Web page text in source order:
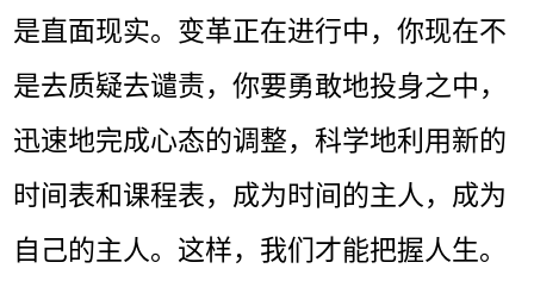
是直面现实。变革正在进行中，你现在不
是去质疑去谴责，你要勇敢地投身之中，
迅速地完成心态的调整，科学地利用新的
时间表和课程表，成为时间的主人，成为
自己的主人。这样，我们才能把握人生。